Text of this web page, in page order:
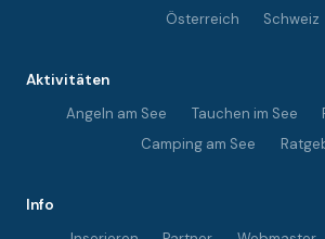
Österreich
Schweiz
Aktivitäten
Angeln am See
Tauchen im See
Camping am See
Info